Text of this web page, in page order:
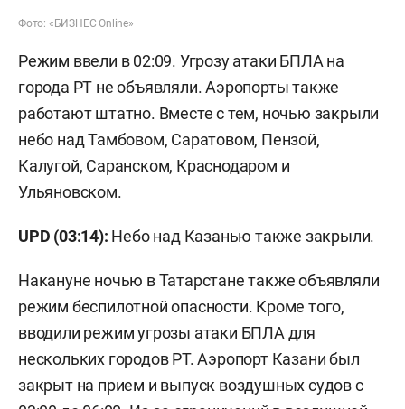
Фото: «БИЗНЕС Online»
Режим ввели в 02:09. Угрозу атаки БПЛА на
города РТ не объявляли. Аэропорты также
работают штатно. Вместе с тем, ночью закрыли
небо над Тамбовом, Саратовом, Пензой,
Калугой, Саранском, Краснодаром и
Ульяновском.
UPD (03:14): Небо над Казанью также закрыли.
Накануне ночью в Татарстане также объявляли
режим беспилотной опасности. Кроме того,
вводили режим угрозы атаки БПЛА для
нескольких городов РТ. Аэропорт Казани был
закрыт на прием и выпуск воздушных судов с